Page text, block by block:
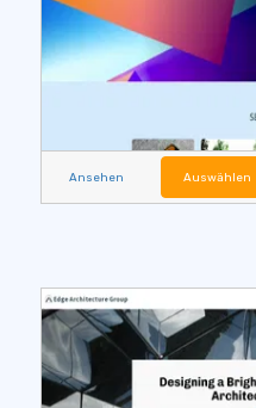
Ansehen Auswählen